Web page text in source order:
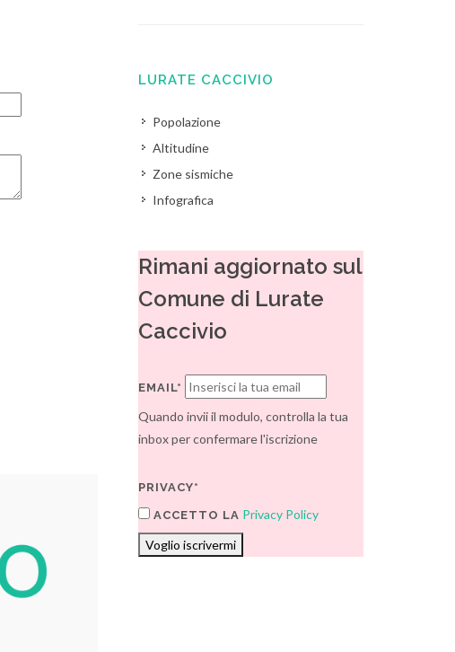
LURATE CACCIVIO
Popolazione
Altitudine
Zone sismiche
Infografica
Rimani aggiornato sul
Comune di Lurate
Caccivio
EMAIL*
Quando invii il modulo, controlla la tua
inbox per confermare l'iscrizione
PRIVACY*
ACCETTO LA Privacy Policy
Voglio iscrivermi